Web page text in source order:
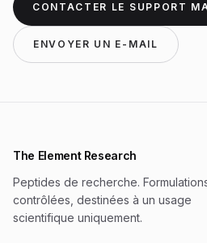
CONTACTER LE SUPPORT
ENVOYER UN E-MAIL
The Element Research
Peptides de recherche.
contrôlées, destinées à un usage
scientifique uniquement.